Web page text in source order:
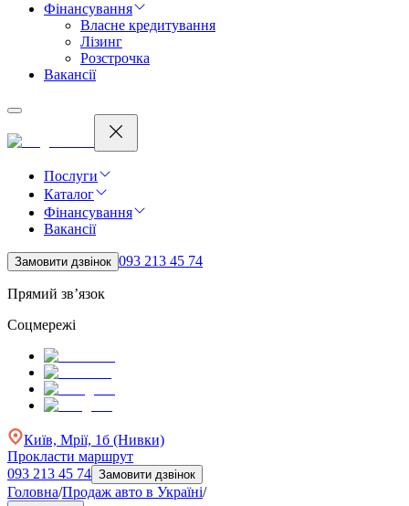
Фінансування
Власне кредитування
Лізинг
Розстрочка
Вакансії
Послуги
Каталог
Фінансування
Вакансії
Замовити дзвінок 093 213 45 74
Прямий зв’язок
Соцмережі
Київ, Мрії, 1б (Нивки)
Прокласти маршрут
093 213 45 74 Замовити дзвінок
Головна/Продаж авто в Україні/